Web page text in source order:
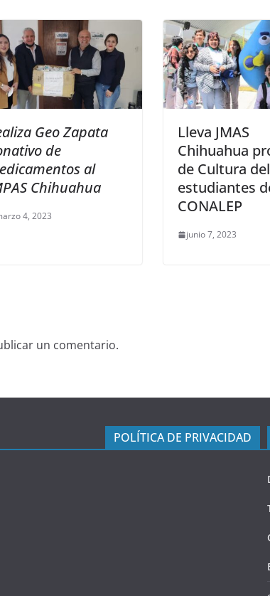
Geo Zapata
de
al
Chihuahua
4, 2023
Lleva JMAS
Chihuahua
de Cultura
estudiantes
CONALEP
junio 7, 2023
un comentario.
POLÍTICA DE PRIVACIDAD